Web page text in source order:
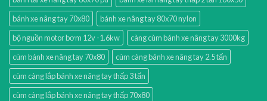
bánh xe nâng tay 70x80
bánh xe nâng tay 80x70 nylon
bộ nguồn motor bơm 12v -1.6kw
càng cùm bánh xe nâng tay 3000kg
cùm bánh xe nâng tay 70x80
cùm càng bánh xe nâng tay 2.5 tấn
cùm càng lắp bánh xe nâng tay thấp 3 tấn
cùm càng lắp bánh xe nâng tay thấp 70x80